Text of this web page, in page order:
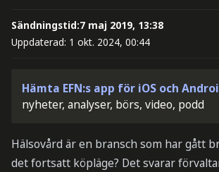
Sändningstid:7 maj 2019, 13:38
Uppdaterad: 1 okt. 2024, 00:44
Hämta EFN:s app för iOS och
nyheter, analyser, börs, video, podd
Hälsovård är en bransch som har gått
det fortsatt köpläge? Det svarar